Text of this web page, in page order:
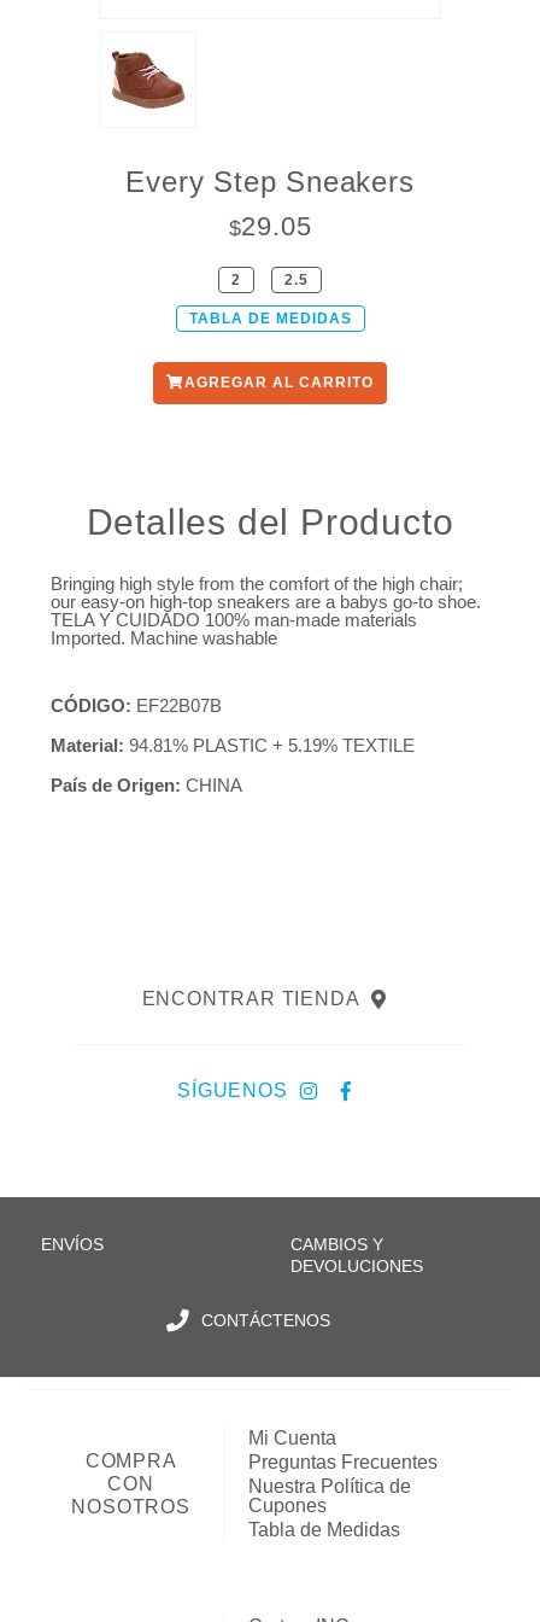
Every Step Sneakers
$29.05
2 2.5
TABLA DE MEDIDAS
AGREGAR AL CARRITO
Detalles del Producto
Bringing high style from the comfort of the high chair;
our easy-on high-top sneakers are a babys go-to shoe.
TELA Y CUIDADO 100% man-made materials
Imported. Machine washable
CÓDIGO: EF22B07B
Material: 94.81% PLASTIC + 5.19% TEXTILE
País de Origen: CHINA
ENCONTRAR TIENDA
SÍGUENOS
ENVÍOS
CAMBIOS Y
DEVOLUCIONES
CONTÁCTENOS
COMPRA
CON
NOSOTROS
Mi Cuenta
Preguntas Frecuentes
Nuestra Política de
Cupones
Tabla de Medidas